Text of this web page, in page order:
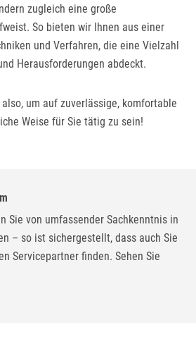
zugleich eine große
So bieten wir Ihnen aus einer
und Verfahren, die eine Vielzahl
Herausforderungen abdeckt.
um auf zuverlässige, komfortable
Weise für Sie tätig zu sein!
Sie von umfassender Sachkenntnis in
– so ist sichergestellt, dass auch Sie
Servicepartner finden. Sehen Sie